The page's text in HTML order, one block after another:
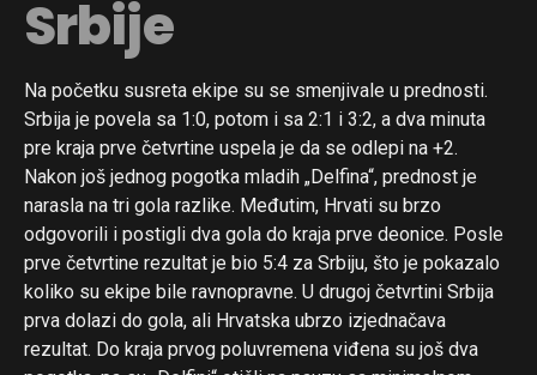
Srbije
Na početku susreta ekipe su se smenjivale u prednosti.
Srbija je povela sa 1:0, potom i sa 2:1 i 3:2, a dva minuta
pre kraja prve četvrtine uspela je da se odlepi na +2.
Nakon još jednog pogotka mladih „Delfina“, prednost je
narasla na tri gola razlike. Međutim, Hrvati su brzo
odgovorili i postigli dva gola do kraja prve deonice. Posle
prve četvrtine rezultat je bio 5:4 za Srbiju, što je pokazalo
koliko su ekipe bile ravnopravne. U drugoj četvrtini Srbija
prva dolazi do gola, ali Hrvatska ubrzo izjednačava
rezultat. Do kraja prvog poluvremena viđena su još dva